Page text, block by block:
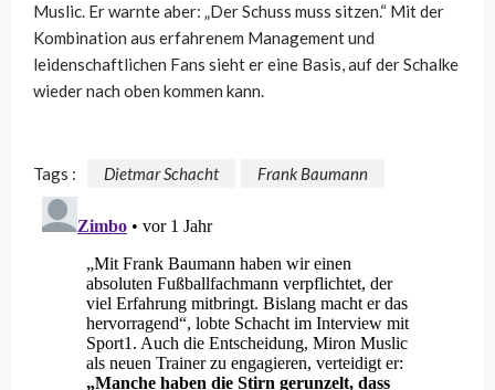
Muslic. Er warnte aber: „Der Schuss muss sitzen.“ Mit der
Kombination aus erfahrenem Management und
leidenschaftlichen Fans sieht er eine Basis, auf der Schalke
wieder nach oben kommen kann.
Tags : Dietmar Schacht Frank Baumann